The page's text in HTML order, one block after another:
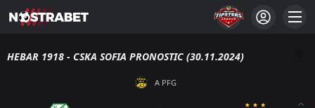
HEBAR 1918 - CSKA SOFIA PRONOSTIC (30.11.2024)
A PFG